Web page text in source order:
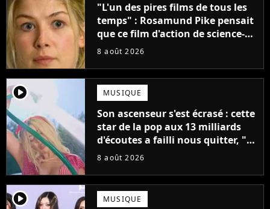
"L'un des pires films de tous les
temps" : Rosamund Pike pensait
que ce film d'action de science-
fiction avec Dwayne Johnson
8 août 2026
player2 MUSIQUE
Son ascenseur s'est écrasé : cette
star de la pop aux 13 milliards
d'écoutes a failli nous quitter, "Je
pensais ne plus jamais chanter"
8 août 2026
player2 MUSIQUE